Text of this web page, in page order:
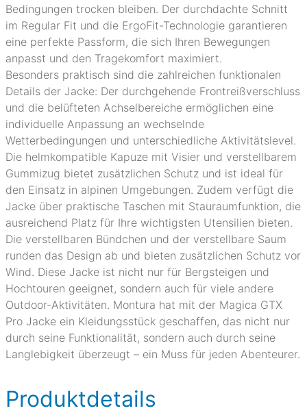
Bedingungen trocken bleiben. Der durchdachte Schnitt
im Regular Fit und die ErgoFit-Technologie garantieren
eine perfekte Passform, die sich Ihren Bewegungen
anpasst und den Tragekomfort maximiert.
Besonders praktisch sind die zahlreichen funktionalen
Details der Jacke: Der durchgehende Frontreißverschluss
und die belüfteten Achselbereiche ermöglichen eine
individuelle Anpassung an wechselnde
Wetterbedingungen und unterschiedliche Aktivitätslevel.
Die helmkompatible Kapuze mit Visier und verstellbarem
Gummizug bietet zusätzlichen Schutz und ist ideal für
den Einsatz in alpinen Umgebungen. Zudem verfügt die
Jacke über praktische Taschen mit Stauraumfunktion, die
ausreichend Platz für Ihre wichtigsten Utensilien bieten.
Die verstellbaren Bündchen und der verstellbare Saum
runden das Design ab und bieten zusätzlichen Schutz vor
Wind. Diese Jacke ist nicht nur für Bergsteigen und
Hochtouren geeignet, sondern auch für viele andere
Outdoor-Aktivitäten. Montura hat mit der Magica GTX
Pro Jacke ein Kleidungsstück geschaffen, das nicht nur
durch seine Funktionalität, sondern auch durch seine
Langlebigkeit überzeugt – ein Muss für jeden Abenteurer.
Produktdetails